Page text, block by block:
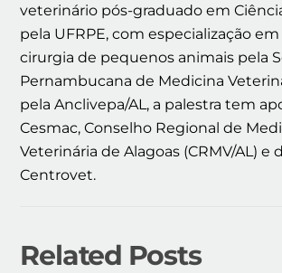
veterinário pós-graduado em
pela UFRPE, com especialização
cirurgia de pequenos animais pela
Pernambucana de Medicina
pela Anclivepa/AL, a palestra tem
Cesmac, Conselho Regional de
Veterinária de Alagoas (CRMV/AL) e
Centrovet.
Related Posts